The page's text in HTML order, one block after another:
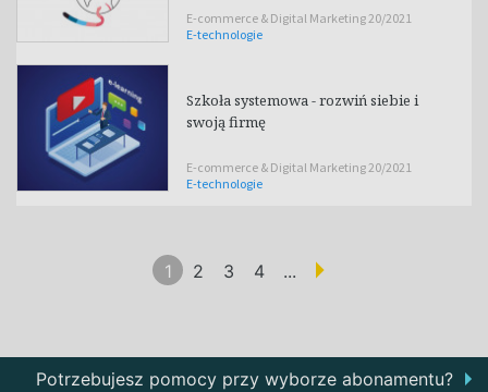
E-commerce & Digital Marketing 20/2021
E-technologie
Szkoła systemowa - rozwiń siebie i
swoją firmę
E-commerce & Digital Marketing 20/2021
E-technologie
1 (aktualna)
2 3 4 ...
Potrzebujesz pomocy przy wyborze abonamentu?